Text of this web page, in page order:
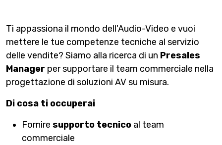
Ti appassiona il mondo dell'Audio-Video e vuoi
mettere le tue competenze tecniche al servizio
delle vendite? Siamo alla ricerca di un Presales
Manager per supportare il team commerciale nella
progettazione di soluzioni AV su misura.
Di cosa ti occuperai
Fornire supporto tecnico al team
commerciale